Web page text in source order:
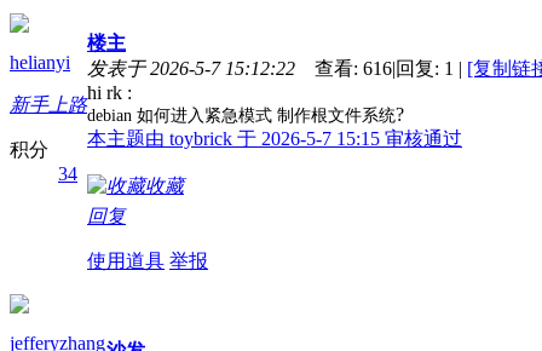
helianyi
新手上路
积分
34
楼主
发表于 2026-5-7 15:12:22
查看: 616|回复: 1 | [复制链
hi rk :
debian 如何进入紧急模式 制作根文件系统?
本主题由 toybrick 于 2026-5-7 15:15 审核通过
收藏
回复
使用道具 举报
jefferyzhang